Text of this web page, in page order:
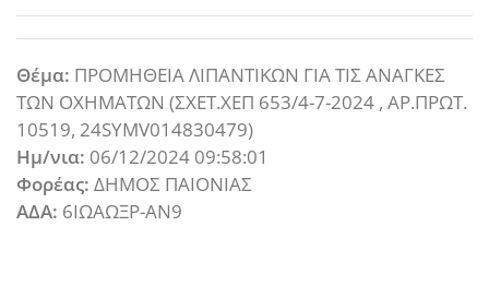
Θέμα: ΠΡΟΜΗΘΕΙΑ ΛΙΠΑΝΤΙΚΩΝ ΓΙΑ ΤΙΣ ΑΝΑΓΚΕΣ
ΤΩΝ ΟΧΗΜΑΤΩΝ (ΣΧΕΤ.ΧΕΠ 653/4-7-2024 , ΑΡ.ΠΡΩΤ.
10519, 24SYMV014830479)
Ημ/νια: 06/12/2024 09:58:01
Φορέας: ΔΗΜΟΣ ΠΑΙΟΝΙΑΣ
ΑΔΑ: 6ΙΩΑΩΞΡ-ΑΝ9